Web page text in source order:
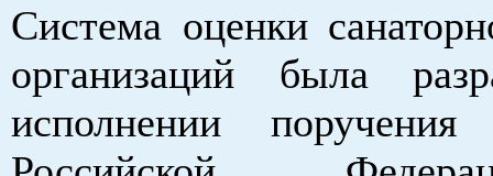
Система оценки
организаций была
исполнении поручения